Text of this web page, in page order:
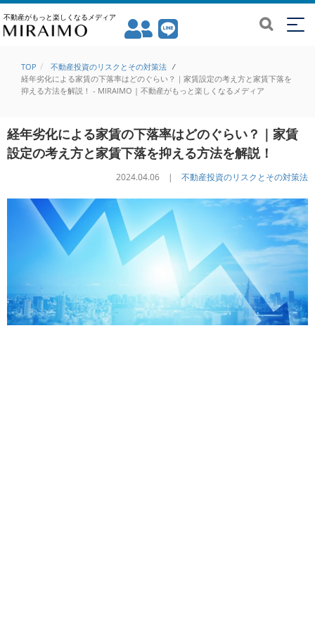
不動産がもっと楽しくなるメディア
TOP 不動産投資のリスクとその対策法 /
経年劣化による家賃の下落率はどのぐらい？｜家賃設定の考え方と家賃下落を
抑える方法を解説！ - MIRAIMO | 不動産がもっと楽しくなるメディア
経年劣化による家賃の下落率はどのぐらい？｜家賃
設定の考え方と家賃下落を抑える方法を解説！
2024.04.06 | 不動産投資のリスクとその対策法